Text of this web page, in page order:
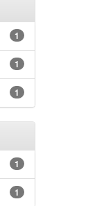
1
1
1
1
1